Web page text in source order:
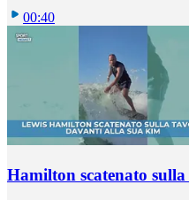
00:40
Hamilton scatenato